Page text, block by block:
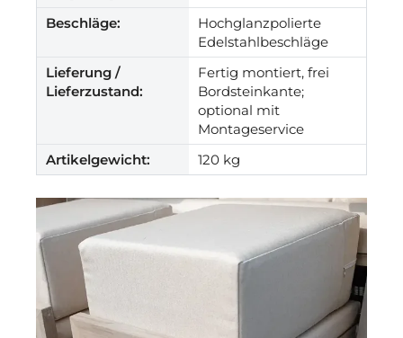
Beschläge:
Hochglanzpolierte
Edelstahlbeschläge
Lieferung /
Lieferzustand:
Fertig montiert, frei
Bordsteinkante;
optional mit
Montageservice
Artikelgewicht:
120 kg